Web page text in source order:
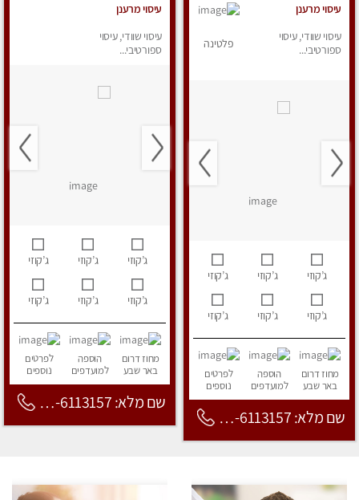
עיסוי מרענן
עיסוי שוודי, עיסוי
ספורטיבי...
פלטינה
ג’קוזי ג’קוזי ג’קוזי
ג’קוזי ג’קוזי ג’קוזי
מחוז דרום
באר שבע
הוספה
למועדפים
לפרטים
נוספים
שם מלא: 053-6113157
עיסוי מרענן
עיסוי שוודי, עיסוי
ספורטיבי...
ג’קוזי ג’קוזי ג’קוזי
ג’קוזי ג’קוזי ג’קוזי
מחוז דרום
באר שבע
הוספה
למועדפים
לפרטים
נוספים
שם מלא: 053-6113157